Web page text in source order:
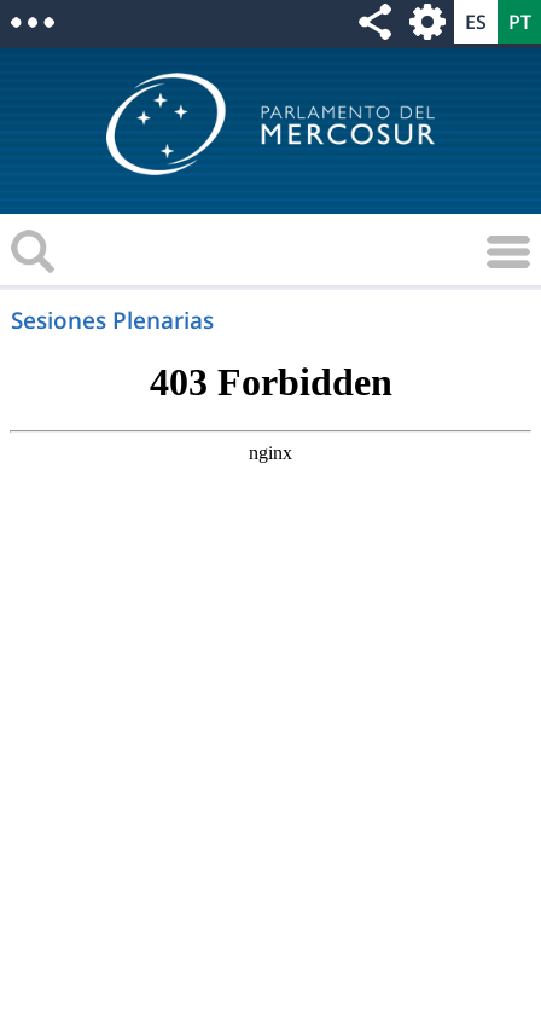
Sesiones Plenarias